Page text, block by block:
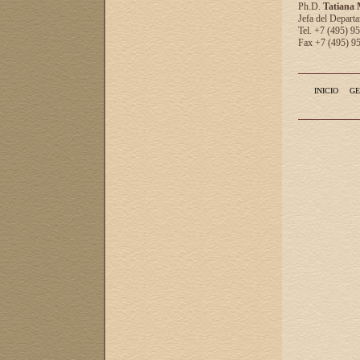
Ph.D. Tatiana
Jefa del
Tel. +7 (495)
Fax +7 (495)
INICIO